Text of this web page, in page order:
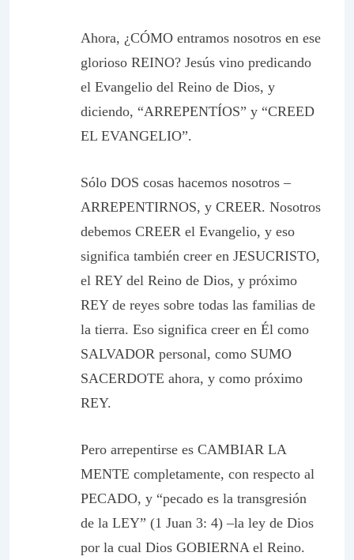
Ahora, ¿CÓMO entramos nosotros en ese
glorioso REINO? Jesús vino predicando
el Evangelio del Reino de Dios, y
diciendo, “ARREPENTÍOS” y “CREED
EL EVANGELIO”.
Sólo DOS cosas hacemos nosotros –
ARREPENTIRNOS, y CREER. Nosotros
debemos CREER el Evangelio, y eso
significa también creer en JESUCRISTO,
el REY del Reino de Dios, y próximo
REY de reyes sobre todas las familias de
la tierra. Eso significa creer en Él como
SALVADOR personal, como SUMO
SACERDOTE ahora, y como próximo
REY.
Pero arrepentirse es CAMBIAR LA
MENTE completamente, con respecto al
PECADO, y “pecado es la transgresión
de la LEY” (1 Juan 3: 4) –la ley de Dios
por la cual Dios GOBIERNA el Reino.